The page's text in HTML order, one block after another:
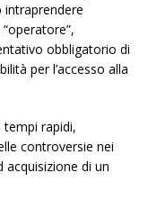
intraprendere
obbligatorio di
per l’accesso alla
rapidi,
controversie nei
di un